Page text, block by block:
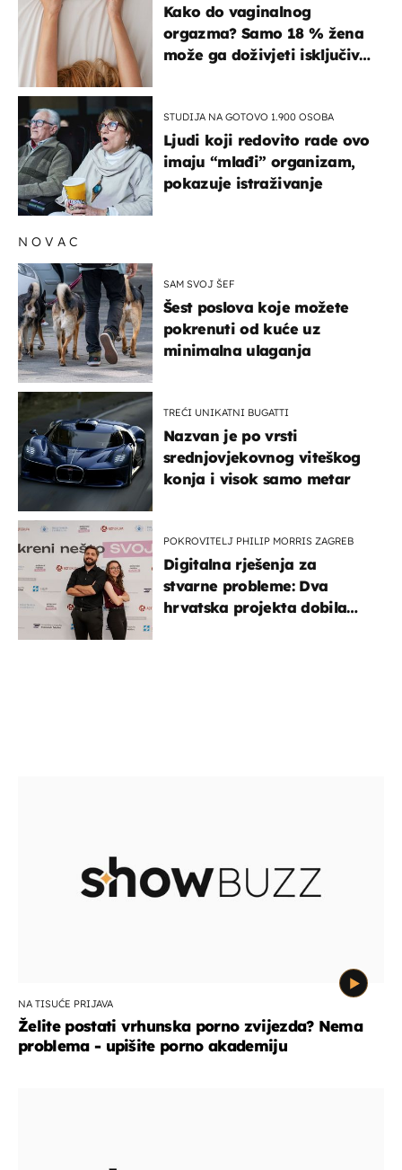
Kako do vaginalnog
orgazma? Samo 18 % žena
može ga doživjeti isključivo
STUDIJA NA GOTOVO 1.900 OSOBA
Ljudi koji redovito rade ovo
imaju “mlađi” organizam,
pokazuje istraživanje
NOVAC
SAM SVOJ ŠEF
Šest poslova koje možete
pokrenuti od kuće uz
minimalna ulaganja
TREĆI UNIKATNI BUGATTI
Nazvan je po vrsti
srednjovjekovnog viteškog
konja i visok samo metar
POKROVITELJ PHILIP MORRIS ZAGREB
Digitalna rješenja za
stvarne probleme: Dva
hrvatska projekta dobila
NA TISUĆE PRIJAVA
Želite postati vrhunska porno zvijezda? Nema
problema - upišite porno akademiju